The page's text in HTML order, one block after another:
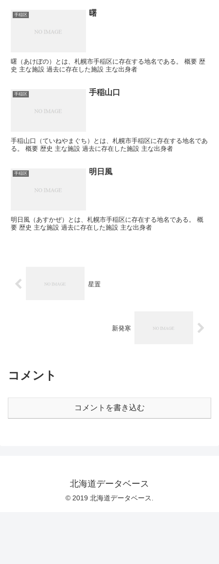
手稲区 曙
曙（あけぼの）とは、札幌市手稲区に存在する地名である。 概要 歴
史 主な施設 過去に存在した施設 主な出身者
手稲区 手稲山口
手稲山口（ていねやまぐち）とは、札幌市手稲区に存在する地名であ
る。 概要 歴史 主な施設 過去に存在した施設 主な出身者
手稲区 明日風
明日風（あすかぜ）とは、札幌市手稲区に存在する地名である。 概
要 歴史 主な施設 過去に存在した施設 主な出身者
星置
新発寒
コメント
コメントを書き込む
北海道データベース
© 2019 北海道データベース.